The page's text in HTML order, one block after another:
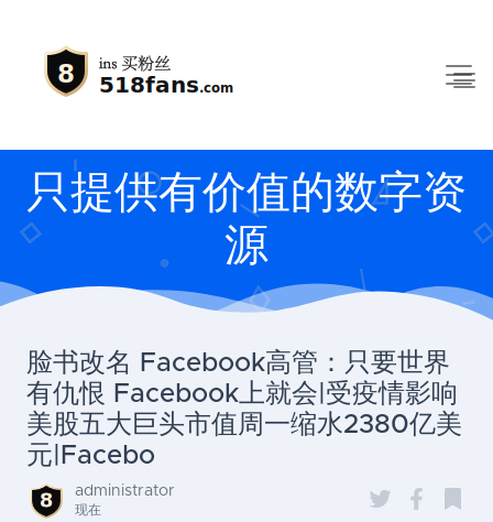
只提供有价值的数字资
源
脸书改名 Facebook高管：只要世界
有仇恨 Facebook上就会|受疫情影响
美股五大巨头市值周一缩水2380亿美
元|Facebo
administrator
现在